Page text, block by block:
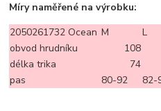
Míry naměřené na výrobku:
2050261732 Ocean M L
obvod hrudníku
108
délka trika
74
pas
80-92 82-